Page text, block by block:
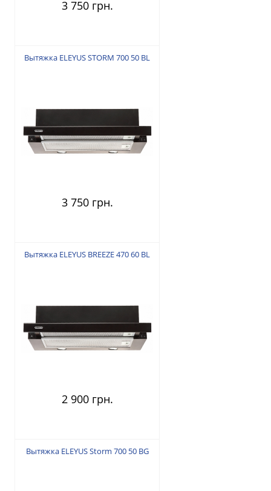
3 750 грн.
Вытяжка ELEYUS STORM 700 50 BL
3 750 грн.
Вытяжка ELEYUS BREEZE 470 60 BL
2 900 грн.
Вытяжка ELEYUS Storm 700 50 BG